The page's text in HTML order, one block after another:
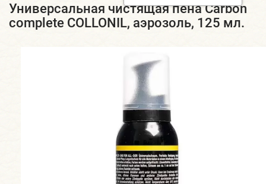
Универсальная чистящая пена Carbon
complete COLLONIL, аэрозоль, 125 мл.